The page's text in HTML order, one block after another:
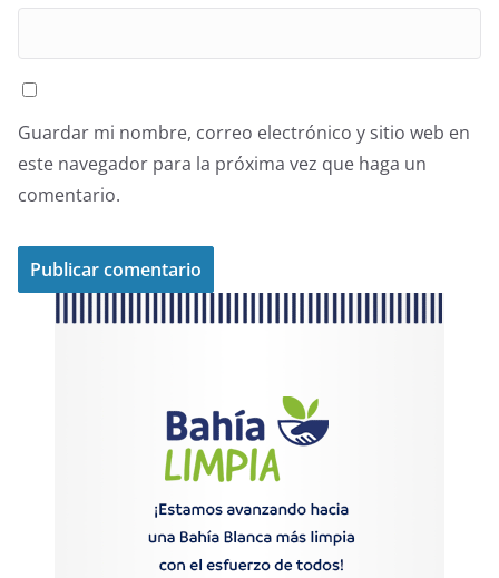
Guardar mi nombre, correo electrónico y sitio web en
este navegador para la próxima vez que haga un
comentario.